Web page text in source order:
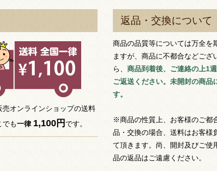
売オンラインショップの送料
でも一律 1,100円 です。
返品・交換について
商品の品質等については万全を
ますが、商品に不都合などござ
ら、 商品到着後、ご連絡の上1
ご返送ください。未開封の商品
す。
※商品の性質上、お客様のご都
品・交換の場合、送料はお客様
て頂きます。尚、開封及びご使
品の返品はご遠慮ください。